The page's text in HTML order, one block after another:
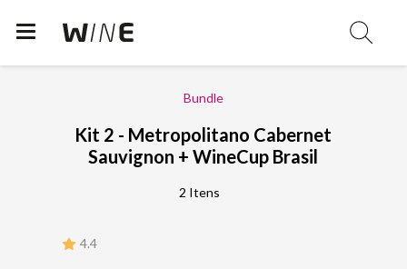
Bundle
Kit 2 - Metropolitano Cabernet
Sauvignon + WineCup Brasil
2 Itens
4.4